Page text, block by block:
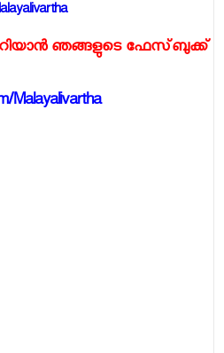
ഞങ്ങളുടെ ഫേസ്‌ബുക്ക്‌
Malayalivartha